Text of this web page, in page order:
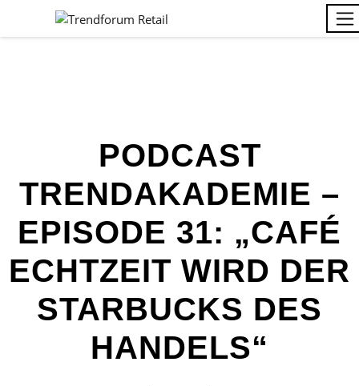
PODCAST
TRENDAKADEMIE –
EPISODE 31: „CAFÉ
ECHTZEIT WIRD DER
STARBUCKS DES
HANDELS“